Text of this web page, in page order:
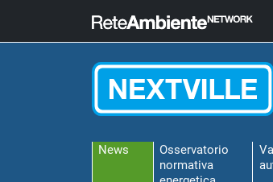
News
Osservatorio
normativa